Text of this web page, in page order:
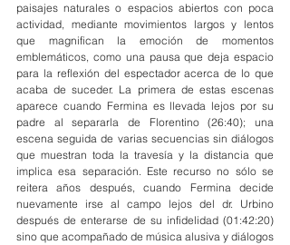
paisajes naturales o espacios abiertos con poca
actividad, mediante movimientos largos y lentos
que magnifican la emoción de momentos
emblemáticos, como una pausa que deja espacio
para la reflexión del espectador acerca de lo que
acaba de suceder. La primera de estas escenas
aparece cuando Fermina es llevada lejos por su
padre al separarla de Florentino (26:40); una
escena seguida de varias secuencias sin diálogos
que muestran toda la travesía y la distancia que
implica esa separación. Este recurso no sólo se
reitera años después, cuando Fermina decide
nuevamente irse al campo lejos del dr. Urbino
después de enterarse de su infidelidad (01:42:20)
sino que acompañado de música alusiva y diálogos